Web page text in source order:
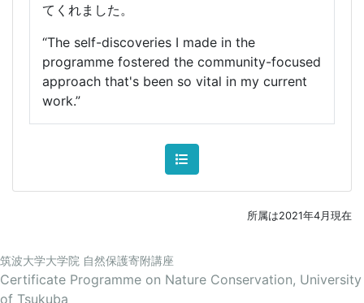
てくれました。
“The self-discoveries I made in the
programme fostered the community-focused
approach that's been so vital in my current
work.”
所属は2021年4月現在
筑波大学大学院 自然保護寄附講座
Certificate Programme on Nature Conservation, University
of Tsukuba